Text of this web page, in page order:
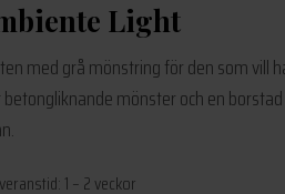
Light
med grå mönstring för den som vill
mönster och en
1 – 2 veckor